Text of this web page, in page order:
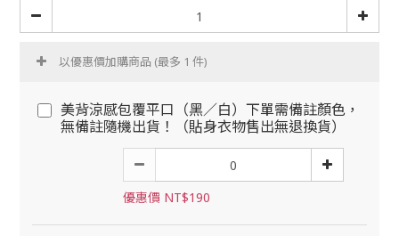
以優惠價加購商品 (最多 1 件)
美背涼感包覆平口（黑／白）下單需備註顏色，
無備註隨機出貨！（貼身衣物售出無退換貨）
優惠價 NT$190